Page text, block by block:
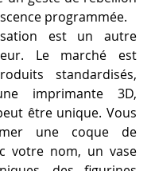
programmée.
est un autre
Le marché est
standardisés,
imprimante 3D,
être unique. Vous
une coque de
votre nom, un vase